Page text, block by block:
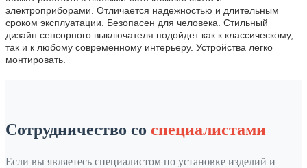
электроприборами. Отличается надежностью и длительным
сроком эксплуатации. Безопасен для человека. Стильный
дизайн сенсорного выключателя подойдет как к классическому,
так и к любому современному интерьеру. Устройства легко
монтировать.
Сотрудничество со специалистами
Если вы являетесь специалистом по установке изделий и